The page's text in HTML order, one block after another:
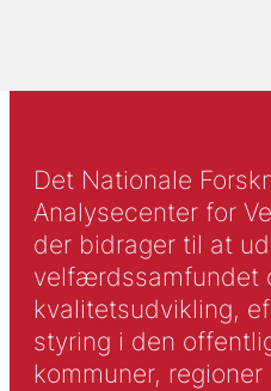
Det Nationale
Analysecenter for
der bidrager til at
velfærdssamfundet
kvalitetsudvikling,
styring i den
kommuner,